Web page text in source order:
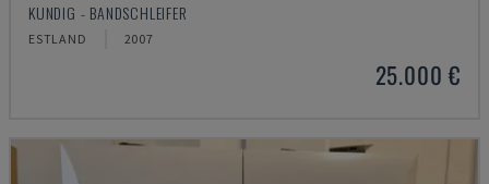
KUNDIG - BANDSCHLEIFER
ESTLAND 2007
25.000 €